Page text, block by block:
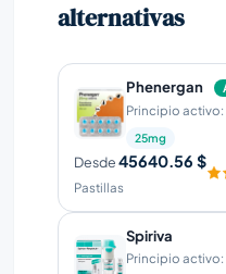
alternativas
Phenergan
Principio activo:
25mg
Desde45640.56 $
Pastillas
Spiriva
Principio